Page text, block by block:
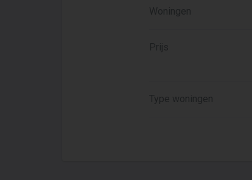
Woningen
Prijs
Type woningen